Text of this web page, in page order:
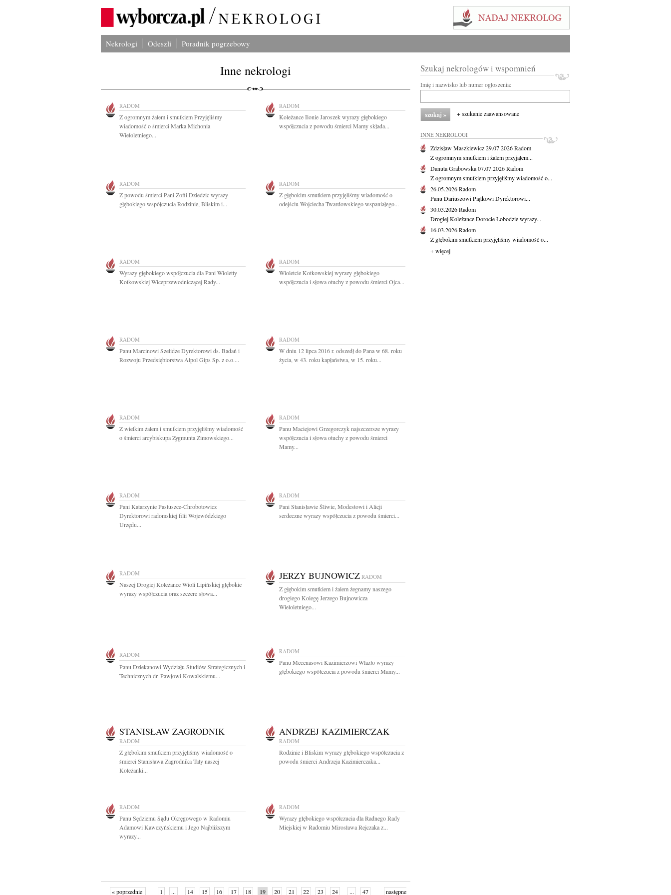
Nekrologi Odeszli Poradnik pogrzebowy
Inne nekrologi
RADOM
Z ogromnym żalem i smutkiem Przyjęliśmy
wiadomość o śmierci Marka Michonia
Wieloletniego...
RADOM
Koleżance Ilonie Jaroszek wyrazy głębokiego
współczucia z powodu śmierci Mamy składa...
RADOM
Z powodu śmierci Pani Zofii Dziedzic wyrazy
głębokiego współczucia Rodzinie, Bliskim i...
RADOM
Z głębokim smutkiem przyjęliśmy wiadomość o
odejściu Wojciecha Twardowskiego wspaniałego...
RADOM
Wyrazy głębokiego współczucia dla Pani Wioletty
Kotkowskiej Wiceprzewodniczącej Rady...
RADOM
Wioletcie Kotkowskiej wyrazy głębokiego
współczucia i słowa otuchy z powodu śmierci Ojca...
RADOM
Panu Marcinowi Szelidze Dyrektorowi ds. Badań i
Rozwoju Przedsiębiorstwa Alpol Gips Sp. z o.o....
RADOM
W dniu 12 lipca 2016 r. odszedł do Pana w 68. roku
życia, w 43. roku kapłaństwa, w 15. roku...
RADOM
Z wielkim żalem i smutkiem przyjęliśmy wiadomość
o śmierci arcybiskupa Zygmunta Zimowskiego...
RADOM
Panu Maciejowi Grzegorczyk najszczersze wyrazy
współczucia i słowa otuchy z powodu śmierci
Mamy...
RADOM
Pani Katarzynie Pastuszce-Chrobotowicz
Dyrektorowi radomskiej filii Wojewódzkiego
Urzędu...
RADOM
Pani Stanisławie Śliwie, Modestowi i Alicji
serdeczne wyrazy współczucia z powodu śmierci...
RADOM
Naszej Drogiej Koleżance Wioli Lipińskiej głębokie
wyrazy współczucia oraz szczere słowa...
JERZY BUJNOWICZ RADOM
Z głębokim smutkiem i żalem żegnamy naszego
drogiego Kolegę Jerzego Bujnowicza
Wieloletniego...
RADOM
Panu Dziekanowi Wydziału Studiów Strategicznych i
Technicznych dr. Pawłowi Kowalskiemu...
RADOM
Panu Mecenasowi Kazimierzowi Wlazło wyrazy
głębokiego współczucia z powodu śmierci Mamy...
STANISŁAW ZAGRODNIK
RADOM
Z głębokim smutkiem przyjęliśmy wiadomość o
śmierci Stanisława Zagrodnika Taty naszej
Koleżanki...
ANDRZEJ KAZIMIERCZAK
RADOM
Rodzinie i Bliskim wyrazy głębokiego współczucia z
powodu śmierci Andrzeja Kazimierczaka...
RADOM
Panu Sędziemu Sądu Okręgowego w Radomiu
Adamowi Kawczyńskiemu i Jego Najbliższym
wyrazy...
RADOM
Wyrazy głębokiego współczucia dla Radnego Rady
Miejskiej w Radomiu Mirosława Rejczaka z...
« poprzednie 1 ... 14 15 16 17 18 19 20 21 22 23 24 ... 47 następne
Szukaj nekrologów i wspomnień
Imię i nazwisko lub numer ogłoszenia:
+ szukanie zaawansowane
INNE NEKROLOGI
Zdzisław Maszkiewicz29.07.2026Radom
Z ogromnym smutkiem i żalem przyjąłem...
Danuta Grabowska07.07.2026Radom
Z ogromnym smutkiem przyjęliśmy wiadomość o...
26.05.2026Radom
Panu Dariuszowi Piątkowi Dyrektorowi...
30.03.2026Radom
Drogiej Koleżance Dorocie Łobodzie wyrazy...
16.03.2026Radom
Z głębokim smutkiem przyjęliśmy wiadomość o...
+ więcej